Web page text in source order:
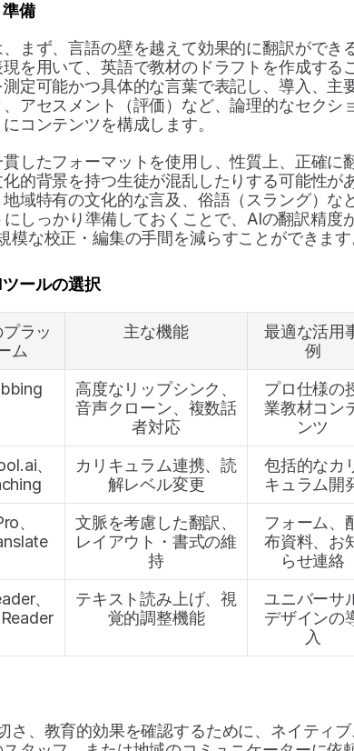
備
まず、言語の壁を越えて効果的に翻訳ができる
を用いて、英語で教材のドラフトを作成する
定可能かつ具体的な言葉で表記し、導入、主
アセスメント（評価）など、論理的なセクシ
コンテンツを構成します。
したフォーマットを使用し、性質上、正確に
的背景を持つ生徒が混乱したりする可能性が
域特有の文化的な言及、俗語（スラング）な
しっかり準備しておくことで、AIの翻訳精度
模な校正・編集の手間を減らすことができます
ールの選択
ラッ
ム
主な機能
最適な活用
例
高度なリップシンク、
音声クローン、複数話
者対応
プロ仕様の
業教材コン
ンツ
、
カリキュラム連携、読
解レベル変更
包括的なカ
キュラム開
、
文脈を考慮した翻訳、
レイアウト・書式の維
持
フォーム、
布資料、お
らせ連絡
、
テキスト読み上げ、視
覚的調整機能
ユニバーサ
デザインの
入
さ、教育的効果を確認するために、ネイティブ